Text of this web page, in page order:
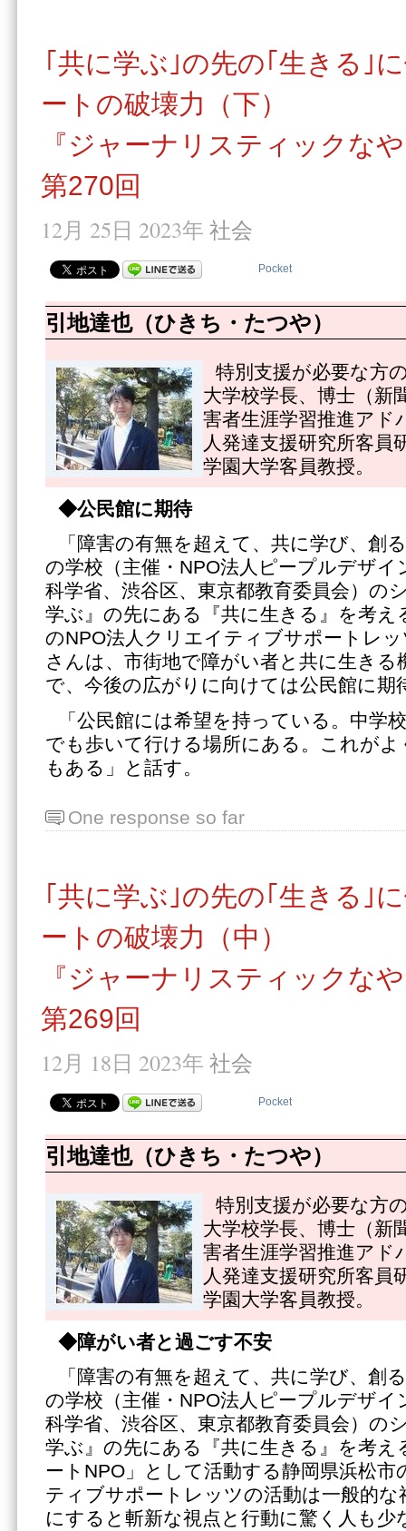
｢共に学ぶ｣の先の｢生きる｣
ートの破壊力（下）
『ジャーナリスティックな
第270回
12月 25日 2023年 社会
Pocket
引地達也（ひきち・たつや）
特別支援が必要な方
大学校学長、博士（新
害者生涯学習推進アド
人発達支援研究所客員
学園大学客員教授。
◆公民館に期待
「障害の有無を超えて、共に学び、創
の学校（主催・NPO法人ピープルデザイ
科学省、渋谷区、東京都教育委員会）の
学ぶ』の先にある『共に生きる』を考え
のNPO法人クリエイティブサポートレ
さんは、市街地で障がい者と共に生きる
で、今後の広がりに向けては公民館に期
「公民館には希望を持っている。中学
でも歩いて行ける場所にある。これが
もある」と話す。
One response so far
｢共に学ぶ｣の先の｢生きる｣
ートの破壊力（中）
『ジャーナリスティックな
第269回
12月 18日 2023年 社会
Pocket
引地達也（ひきち・たつや）
特別支援が必要な方
大学校学長、博士（新
害者生涯学習推進アド
人発達支援研究所客員
学園大学客員教授。
◆障がい者と過ごす不安
「障害の有無を超えて、共に学び、創
の学校（主催・NPO法人ピープルデザイ
科学省、渋谷区、東京都教育委員会）の
学ぶ』の先にある『共に生きる』を考え
ートNPO」として活動する静岡県浜松市
ティブサポートレッツの活動は一般的な
にすると斬新な視点と行動に驚く人も少